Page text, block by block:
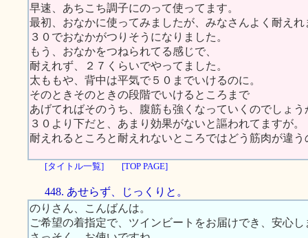
早速、あちこち調子にのって使ってます。
最初、おなかに使ってみましたが、みなさんよく耐えれ
３０でおなかがつりそうになりました。
もう、おなかをつねられてる感じで、
耐えれず、２７くらいでやってました。
太ももや、背中は平気で５０までいけるのに。
そのときそのときの段階でいけるところまで
あげてればそのうち、腹筋も強くなっていくのでしょう
３０より下だと、あまり効果がないと謳われてますが。
耐えれるところと耐えれないところではどう筋肉が違う
[タイトル一覧] [TOP PAGE]
448. あせらず、じっくりと。
のりさん、こんばんは。
ご希望の着指定で、ツインビートをお届けでき、安心し